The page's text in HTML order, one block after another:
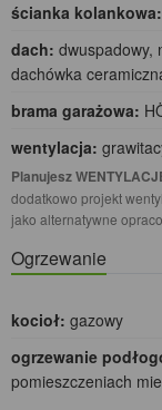
ścianka kolankowa:
dach: dwuspadowy,
dachówka
brama garażowa:
wentylacja:
Planujesz
dodatkowo projekt
jako alternatywne
Ogrzewanie
kocioł: gazowy
ogrzewanie
pomieszczeniach